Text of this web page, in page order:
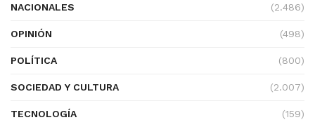
NACIONALES (2.486)
OPINIÓN (498)
POLÍTICA (800)
SOCIEDAD Y CULTURA (2.007)
TECNOLOGÍA (159)